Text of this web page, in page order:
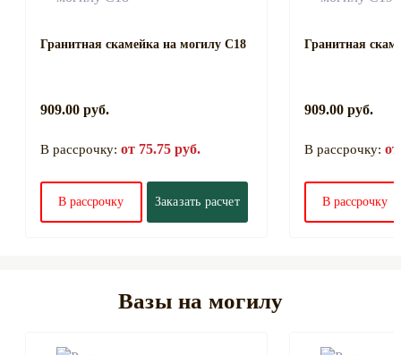
Гранитная скамейка на могилу С18
909.00 руб.
В рассрочку: от 75.75 руб.
В рассрочку Заказать расчет
Гранитная
909.00 руб.
В рассрочку:
В рассрочку
Вазы на могилу